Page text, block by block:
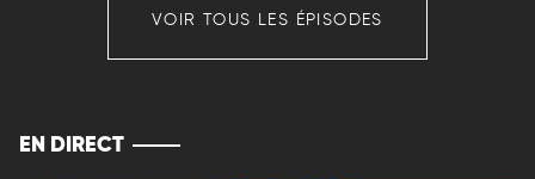
VOIR TOUS LES ÉPISODES
EN DIRECT